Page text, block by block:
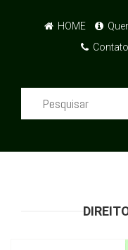
HOME
Contato